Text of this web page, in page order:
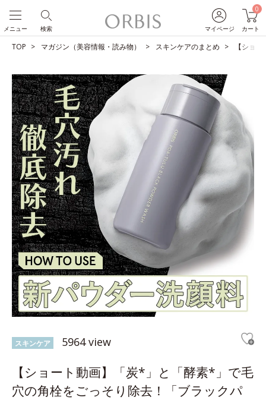
マイページ
0
カート
検索
メニュー
TOP マガジン（美容情報・読み物） スキンケアのまとめ 【ショ
スキンケア 5964 view
【ショート動画】「炭*」と「酵素*」で毛
穴の角栓をごっそり除去！「ブラックパ